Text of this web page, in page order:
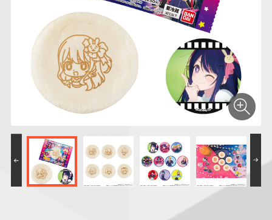
仮面ライダーシリー
ズ
PROJECT R.E.D.・
スーパー戦隊シリー
ズ
ガンダムシリーズ アンパンマン
ーズ
キャラパキ
つりグミ
にふぉるめーしょん
＆スクエアシール
ポケモンスケールワ
ールド